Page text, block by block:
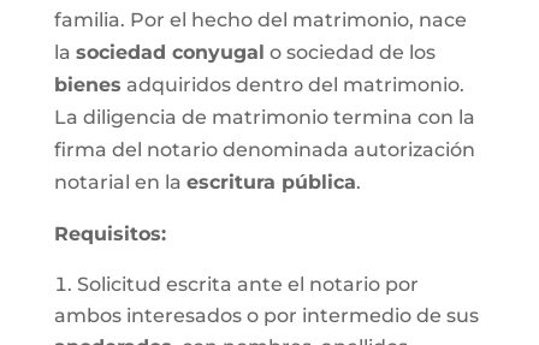
familia. Por el hecho del matrimonio, nace
la sociedad conyugal o sociedad de los
bienes adquiridos dentro del matrimonio.
La diligencia de matrimonio termina con la
firma del notario denominada autorización
notarial en la escritura pública.
Requisitos:
Solicitud escrita ante el notario por
ambos interesados o por intermedio de sus